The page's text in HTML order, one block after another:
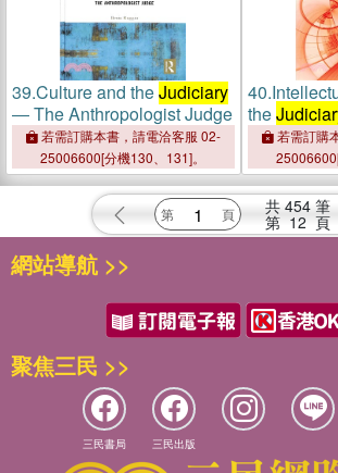
39.Culture and theJudiciary
― The Anthropologist Judge
若需訂購本書，請電洽客服 02-
25006600[分機130、131]。
40.
the
若需訂購
共 454 筆
第 12 頁
網站導航 >>
聚焦三民 >>
三民書局 三民出版